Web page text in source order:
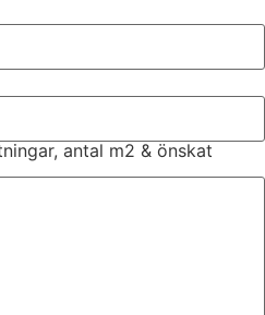
antal m2 & önskat